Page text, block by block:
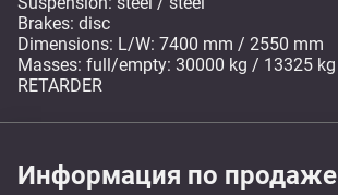
Brakes: disc
Dimensions: L/W: 7400 mm / 2550 mm
Masses: full/empty: 30000 kg / 13325 kg
RETARDER
Информация по продаже